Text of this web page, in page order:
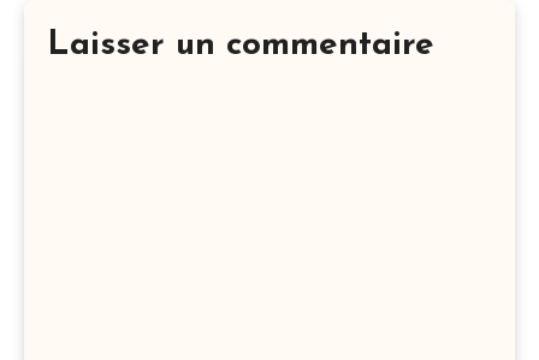
Laisser un commentaire